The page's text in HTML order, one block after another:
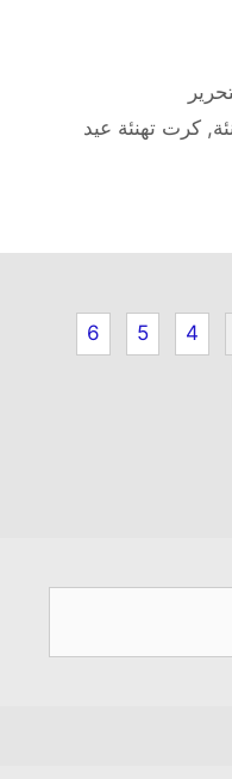
,كرت تهنئة عيد
4
5
6